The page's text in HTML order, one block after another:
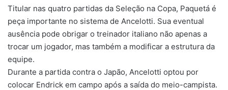
Titular nas quatro partidas da Seleção na Copa, Paquetá é
peça importante no sistema de Ancelotti. Sua eventual
ausência pode obrigar o treinador italiano não apenas a
trocar um jogador, mas também a modificar a estrutura da
equipe.
Durante a partida contra o Japão, Ancelotti optou por
colocar Endrick em campo após a saída do meio-campista.